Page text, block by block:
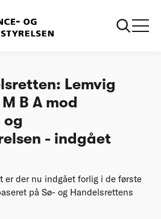
Konkurrence- og Forbrugerstyrelsen -
retsforlig
Lemvig
B A mod
og
- indgået
er der nu indgået forlig i de første
på Sø- og Handelsrettens